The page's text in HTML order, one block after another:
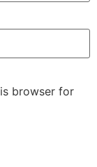
browser for